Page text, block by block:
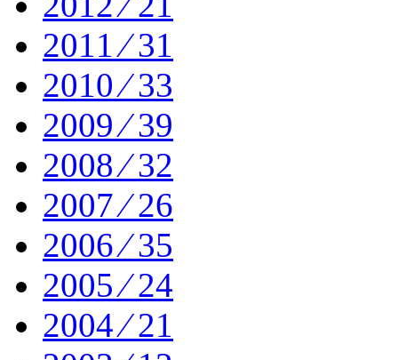
2011 ⁄ 31
2010 ⁄ 33
2009 ⁄ 39
2008 ⁄ 32
2007 ⁄ 26
2006 ⁄ 35
2005 ⁄ 24
2004 ⁄ 21